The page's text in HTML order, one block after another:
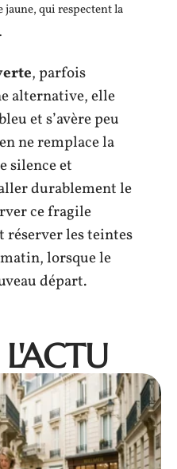
jaune, qui respectent la
, parfois
alternative, elle
et s’avère peu
ne remplace la
silence et
durablement le
ce fragile
les teintes
lorsque le
départ.